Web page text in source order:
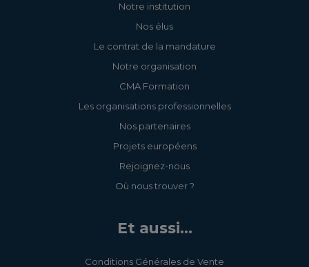
Notre institution
Nos élus
Le contrat de la mandature
Notre organisation
CMA Formation
Les organisations professionnelles
Nos partenaires
Projets européens
Rejoignez-nous
Où nous trouver ?
Et aussi...
Conditions Générales de Vente